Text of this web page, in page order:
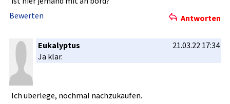
Bewerten
Antworten
Eukalyptus
21.03.22 17:34
Ja klar.
Ich überlege, nochmal nachzukauf­en.